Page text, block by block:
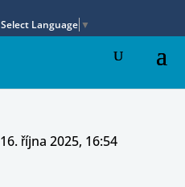
Select Language ▼
16. října 2025, 16:54